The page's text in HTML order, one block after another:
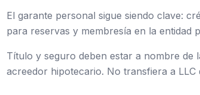
El garante personal sigue siendo clave:
para reservas y membresía en la entidad
Título y seguro deben estar a nombre de
acreedor hipotecario. No transfiera a